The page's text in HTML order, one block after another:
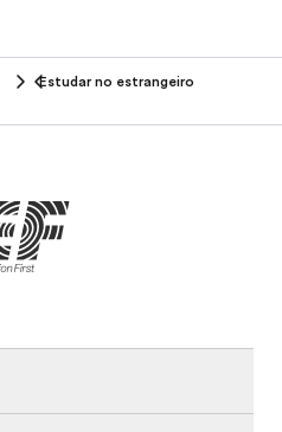
Estudar no estrangeiro